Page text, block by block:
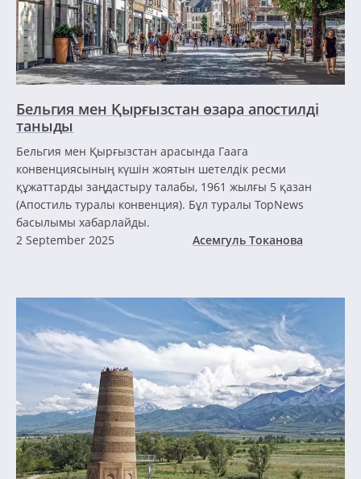
Бельгия мен Қырғызстан өзара апостилді
таныды
Бельгия мен Қырғызстан арасында Гаага
конвенциясының күшін жоятын шетелдік ресми
құжаттарды заңдастыру талабы, 1961 жылғы 5 қазан
(Апостиль туралы конвенция). Бұл туралы TopNews
басылымы хабарлайды.
2 September 2025
Асемгуль Токанова